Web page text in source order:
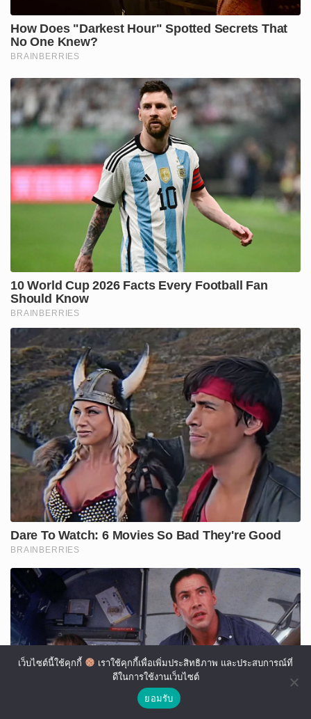
เว็บไซต์นี้ใช้คุกกี้
เราใช้คุกกี้เพื่อเพิ่มประสิทธิภาพ และประสบการณ์ที่
ดีในการใช้งานเว็บไซต์
ยอมรับ